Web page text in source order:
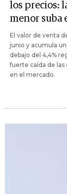
los precios:
menor suba
El valor de venta
junio y acumula
debajo del 4,4%
fuerte caída de
en el mercado.